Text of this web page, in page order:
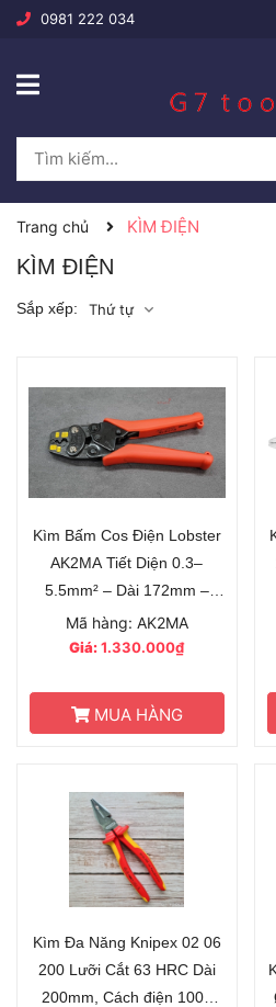
0981 222 034
Trang chủ KÌM ĐIỆN
KÌM ĐIỆN
Sắp xếp: Thứ tự
Kìm Bấm Cos Điện Lobster
AK2MA Tiết Diện 0.3–
5.5mm² – Dài 172mm –
Chính Hãng Nhật Bản
Mã hàng: AK2MA
Giá:1.330.000₫
MUA HÀNG
Kìm Đa Năng Knipex 02 06
200 Lưỡi Cắt 63 HRC Dài
200mm, Cách điện 1000